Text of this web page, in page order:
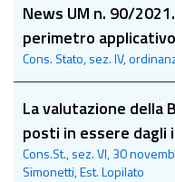
News UM n. 90/
perimetro
consumazione dei
processo
Cons. Stato, sez. IV,
La valutazione della
posti in essere
Cons.St., sez. VI, 30
Simonetti, Est. Lopilato